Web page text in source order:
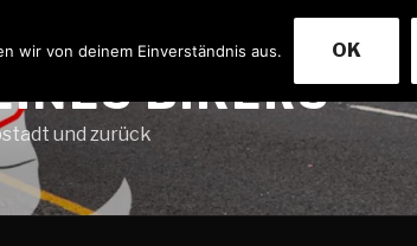
BIKERS
und zurück
wir von deinem Einverständnis aus. OK